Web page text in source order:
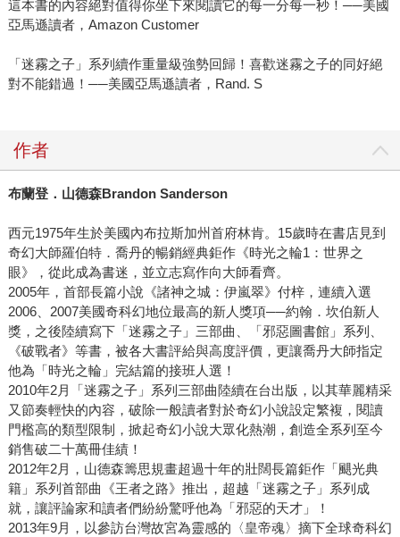
這本書的內容絕對值得你坐下來閱讀它的每一分每一秒！──美國
亞馬遜讀者，Amazon Customer
「迷霧之子」系列續作重量級強勢回歸！喜歡迷霧之子的同好絕
對不能錯過！──美國亞馬遜讀者，Rand. S
作者
布蘭登．山德森Brandon Sanderson
西元1975年生於美國內布拉斯加州首府林肯。15歲時在書店見到
奇幻大師羅伯特．喬丹的暢銷經典鉅作《時光之輪1：世界之
眼》，從此成為書迷，並立志寫作向大師看齊。
2005年，首部長篇小說《諸神之城：伊嵐翠》付梓，連續入選
2006、2007美國奇科幻地位最高的新人獎項──約翰．坎伯新人
獎，之後陸續寫下「迷霧之子」三部曲、「邪惡圖書館」系列、
《破戰者》等書，被各大書評給與高度評價，更讓喬丹大師指定
他為「時光之輪」完結篇的接班人選！
2010年2月「迷霧之子」系列三部曲陸續在台出版，以其華麗精采
又節奏輕快的內容，破除一般讀者對於奇幻小說設定繁複，閱讀
門檻高的類型限制，掀起奇幻小說大眾化熱潮，創造全系列至今
銷售破二十萬冊佳績！
2012年2月，山德森籌思規畫超過十年的壯闊長篇鉅作「颶光典
籍」系列首部曲《王者之路》推出，超越「迷霧之子」系列成
就，讓評論家和讀者們紛紛驚呼他為「邪惡的天才」！
2013年9月，以參訪台灣故宮為靈感的〈皇帝魂〉摘下全球奇科幻